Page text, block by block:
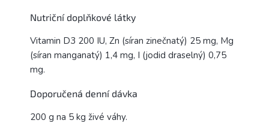
Nutriční doplňkové látky
Vitamin D3 200 IU, Zn (síran zinečnatý) 25 mg, Mg
(síran manganatý) 1,4 mg, I (jodid draselný) 0,75
mg.
Doporučená denní dávka
200 g na 5 kg živé váhy.